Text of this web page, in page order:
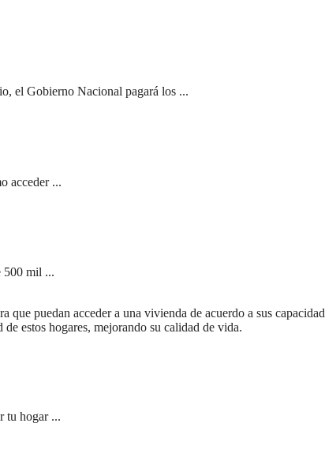
el Gobierno Nacional pagará los ...
acceder ...
500 mil ...
que puedan acceder a una vivienda de acuerdo a sus
estos hogares, mejorando su calidad de vida.
tu hogar ...